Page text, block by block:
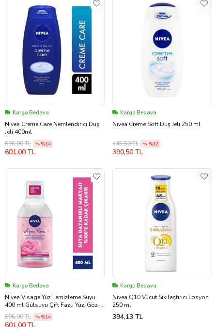
Kargo Bedava
Nivea Creme Care Nemlendirici Duş
Jeli 400ml
696,00 TL
%14
601,00 TL
Kargo Bedava
Nivea Creme Soft Duş Jeli 250 ml
445,50 TL %12
390,50 TL
Kargo Bedava
Nivea Visage Yüz Temizleme Suyu
400 ml Gülsuyu Çift Fazlı Yüz-Göz-
Dudak Micellair
696,00 TL %14
601,00 TL
Kargo Bedava
Nivea Q10 Vücut Sıkılaştırıcı Losyon
250 ml
394,13 TL